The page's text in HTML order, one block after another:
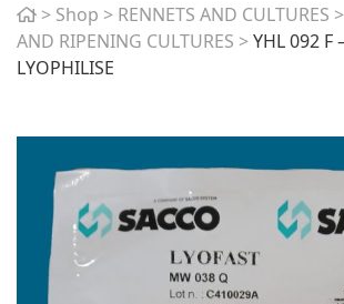
Home
> Shop > RENNETS AND CULTURES >
AND RIPENING CULTURES >YHL 092 F
LYOPHILISE